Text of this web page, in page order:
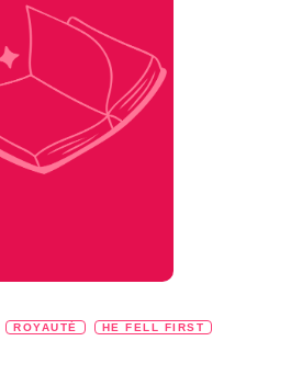
ROYAUTÉ HE FELL FIRST